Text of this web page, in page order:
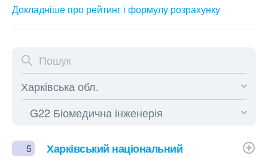
Докладніше про рейтинг і формулу розрахунку
5
Харківський національний